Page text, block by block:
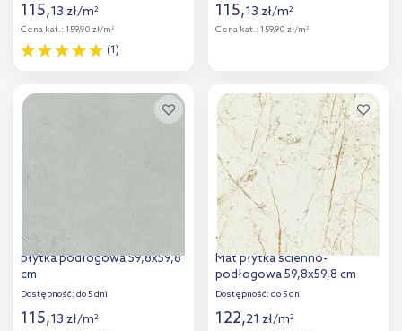
115,13 zł/m2
Cena kat.: 159,90 zł/m2
(1)
115,13 zł/m2
Cena kat.: 159,90 zł/m2
Dodaj do
porównania
Tubądzin Torano Grey Mat
płytka podłogowa 59,8x59,8
cm
Dostępność: do 5 dni
115,13 zł/m2
Tubądzin Sophi Oro White
Mat płytka ścienno-
podłogowa 59,8x59,8 cm
Dostępność: do 5 dni
122,21 zł/m2